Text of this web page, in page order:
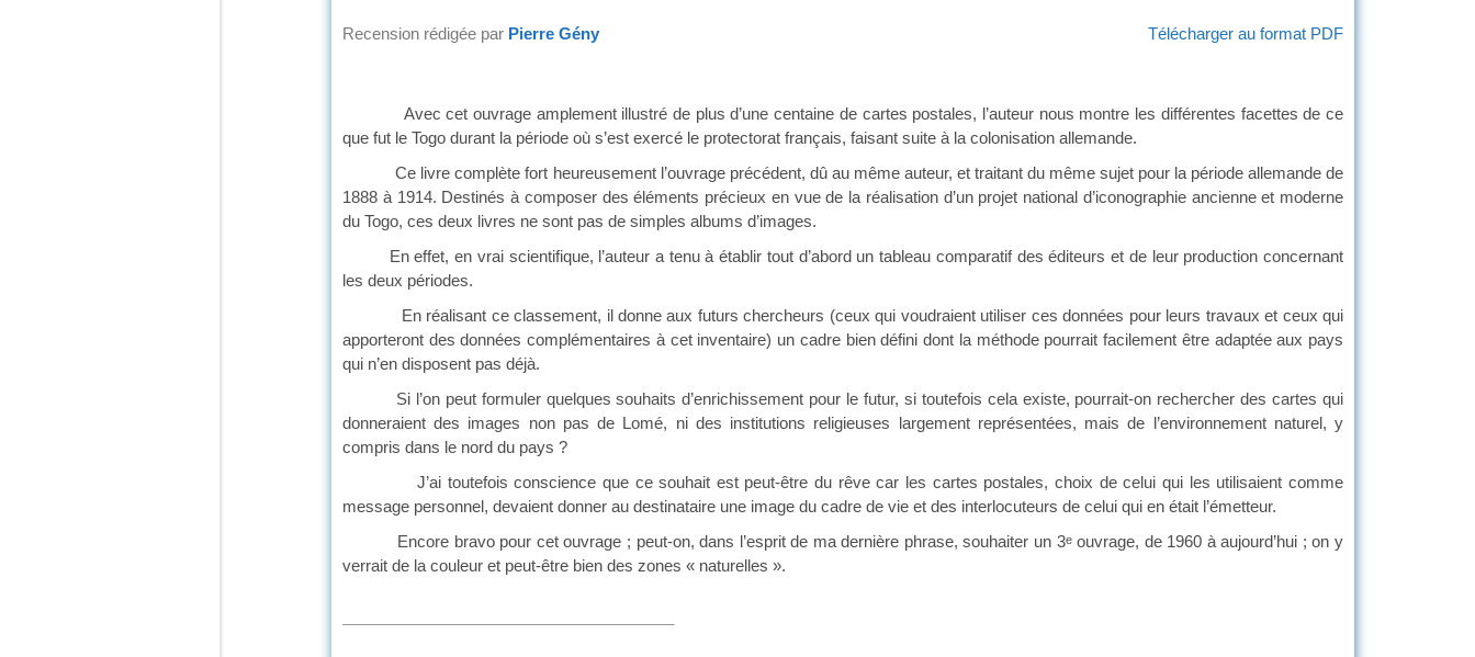
Télécharger au format PDF
Recension rédigée par Pierre Gény
Avec cet ouvrage amplement illustré de plus d’une centaine de cartes postales, l’auteur nous montre les différentes facettes de ce
que fut le Togo durant la période où s’est exercé le protectorat français, faisant suite à la colonisation allemande.
Ce livre complète fort heureusement l’ouvrage précédent, dû au même auteur, et traitant du même sujet pour la période allemande de
1888 à 1914. Destinés à composer des éléments précieux en vue de la réalisation d’un projet national d’iconographie ancienne et moderne
du Togo, ces deux livres ne sont pas de simples albums d’images.
En effet, en vrai scientifique, l’auteur a tenu à établir tout d’abord un tableau comparatif des éditeurs et de leur production concernant
les deux périodes.
En réalisant ce classement, il donne aux futurs chercheurs (ceux qui voudraient utiliser ces données pour leurs travaux et ceux qui
apporteront des données complémentaires à cet inventaire) un cadre bien défini dont la méthode pourrait facilement être adaptée aux pays
qui n’en disposent pas déjà.
Si l’on peut formuler quelques souhaits d’enrichissement pour le futur, si toutefois cela existe, pourrait-on rechercher des cartes qui
donneraient des images non pas de Lomé, ni des institutions religieuses largement représentées, mais de l’environnement naturel, y
compris dans le nord du pays ?
J’ai toutefois conscience que ce souhait est peut-être du rêve car les cartes postales, choix de celui qui les utilisaient comme
message personnel, devaient donner au destinataire une image du cadre de vie et des interlocuteurs de celui qui en était l’émetteur.
Encore bravo pour cet ouvrage ; peut-on, dans l’esprit de ma dernière phrase, souhaiter un 3eouvrage, de 1960 à aujourd’hui ; on y
verrait de la couleur et peut-être bien des zones « naturelles ».